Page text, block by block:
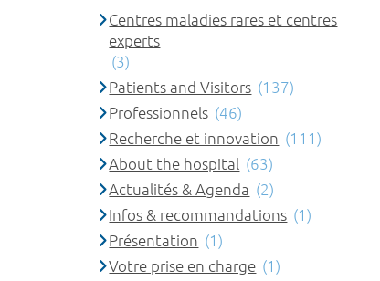
Centres maladies rares et centres
experts
(3)
Patients and Visitors (137)
Professionnels (46)
Recherche et innovation (111)
About the hospital (63)
Actualités & Agenda (2)
Infos & recommandations (1)
Présentation (1)
Votre prise en charge (1)